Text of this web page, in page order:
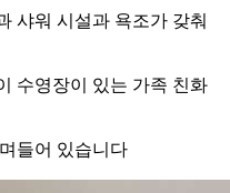
샤워 시설과 욕조가 갖춰
수영장이 있는 가족 친화
들어 있습니다